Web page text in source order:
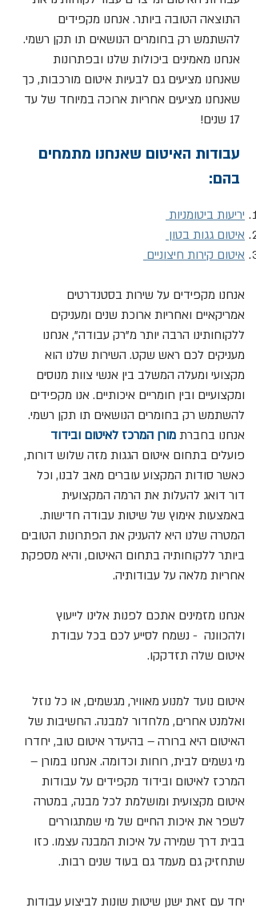
התוצאה הטובה ביותר. אנחנו מקפידים
להשתמש רק בחומרים הנושאים תו תקן רשמי.
אנחנו מאמינים ביכולות שלנו ובפתרונות
שאנחנו מציעים גם לבעיות איטום מורכבות, כך
שאנחנו מציעים אחריות ארוכה במיוחד של עד
17 שנים!
עבודות האיטום שאנחנו מתמחים
בהם:
יריעות ביטומניות
איטום גגות בטון
איטום קירות חיצוניים
אנחנו מקפידים על שירות בסטנדרטים
אמריקאיים ואחריות ארוכת שנים ומעניקים
ללקוחותינו הרבה יותר מ"רק עבודה", אנחנו
מעניקים לכם ראש שקט. השירות שלנו הוא
מקצועי ומעלה המשלב בין אנשי צוות מנוסים
ומקצועיים ובין חומריים איכותיים. אנו מקפידים
להשתמש רק בחומרים הנושאים תו תקן רשמי.
אנחנו בחברת מורן המרכז לאיטום ובידוד
פועלים בתחום איטום הגגות מזה שלוש דורות,
כאשר סודות המקצוע עוברים מאב לבנו, וכל
דור דואג להעלות את הרמה המקצועית
באמצעות אימוץ של שיטות עבודה חדישות.
המטרה שלנו היא להעניק את הפתרונות הטובים
ביותר ללקוחותיה בתחום האיטום, והיא מספקת
אחריות מלאה על עבודותיה.
אנחנו מזמינים אתכם לפנות אלינו לייעוץ
ולהכוונה - נשמח לסייע לכם בכל עבודת
איטום שלה תזדקקו.
איטום נועד למנוע מאוויר, מגשמים, או כל נוזל
ואלמנט אחרים, מלחדור למבנה. החשיבות של
האיטום היא ברורה – בהיעדר איטום טוב, יחדרו
מי גשמים לבית, רוחות וכדומה. אנחנו במורן –
המרכז לאיטום ובידוד מקפידים על עבודות
איטום מקצועית ומושלמת לכל מבנה, במטרה
לשפר את איכות החיים של מי שמתגוררים
בבית דרך שמירה על איכות המבנה עצמו. כזו
שתחזיק גם מעמד גם בעוד שנים רבות.
יחד עם זאת ישנן שיטות שונות לביצוע עבודות